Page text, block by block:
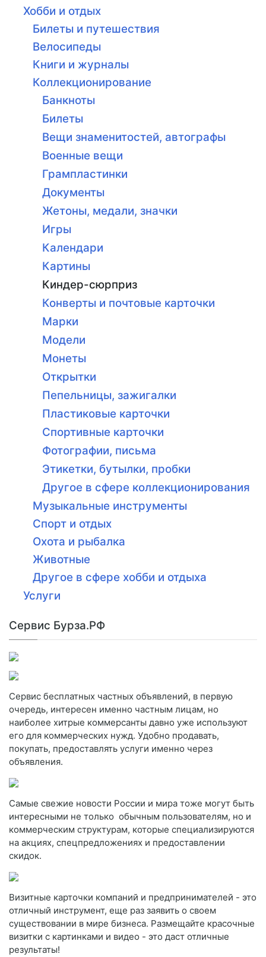
Хобби и отдых
Билеты и путешествия
Велосипеды
Книги и журналы
Коллекционирование
Банкноты
Билеты
Вещи знаменитостей, автографы
Военные вещи
Грампластинки
Документы
Жетоны, медали, значки
Игры
Календари
Картины
Киндер-сюрприз
Конверты и почтовые карточки
Марки
Модели
Монеты
Открытки
Пепельницы, зажигалки
Пластиковые карточки
Спортивные карточки
Фотографии, письма
Этикетки, бутылки, пробки
Другое в сфере коллекционирования
Музыкальные инструменты
Спорт и отдых
Охота и рыбалка
Животные
Другое в сфере хобби и отдыха
Услуги
Сервис Бурза.РФ
Сервис бесплатных частных объявлений, в первую
очередь, интересен именно частным лицам, но
наиболее хитрые коммерсанты давно уже используют
его для коммерческих нужд. Удобно продавать,
покупать, предоставлять услуги именно через
объявления.
Самые свежие новости России и мира тоже могут быть
интересными не только обычным пользователям, но и
коммерческим структурам, которые специализируются
на акциях, спецпредложениях и предоставлении
скидок.
Визитные карточки компаний и предпринимателей - это
отличный инструмент, еще раз заявить о своем
существовании в мире бизнеса. Размещайте красочные
визитки с картинками и видео - это даст отличные
результаты!